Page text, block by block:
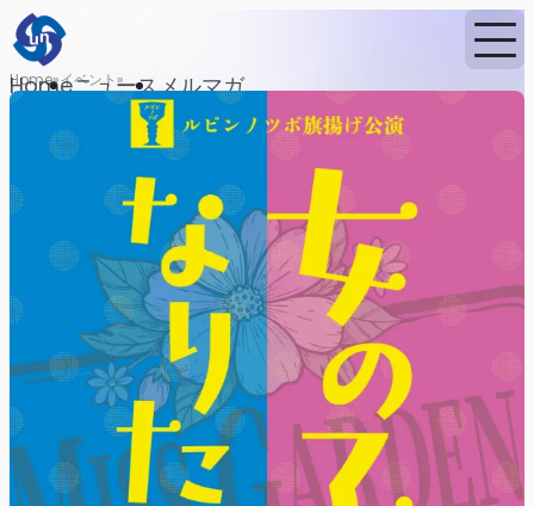
Homeニュースメルマガ
Home イベント